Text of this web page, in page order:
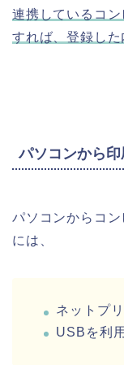
連携しているコ
すれば、登録し
パソコンから印
パソコンからコ
には、
ネットプ
USBを利